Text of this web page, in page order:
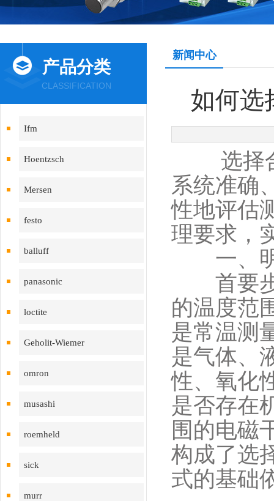
产品分类
CLASSIFICATION
Ifm
Hoentzsch
Mersen
festo
balluff
panasonic
loctite
Geholit-Wiemer
omron
musashi
roemheld
sick
murr
新闻中心
如何选
选择
系统准确
性地评估
理要求，
一、明
首要步
的温度范
是常温测
是气体、
性、氧化
是否存在
围的电磁
构成了选
式的基础